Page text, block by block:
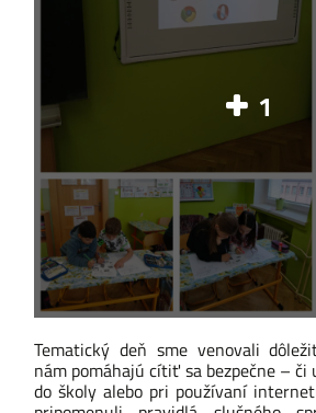
1
Tematický deň sme venovali
nám pomáhajú cítiť sa bezpečne – či
do školy alebo pri používaní